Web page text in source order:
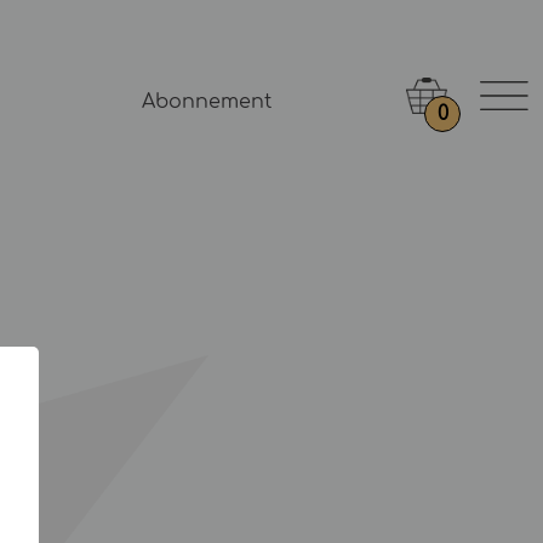
Abonnement
0